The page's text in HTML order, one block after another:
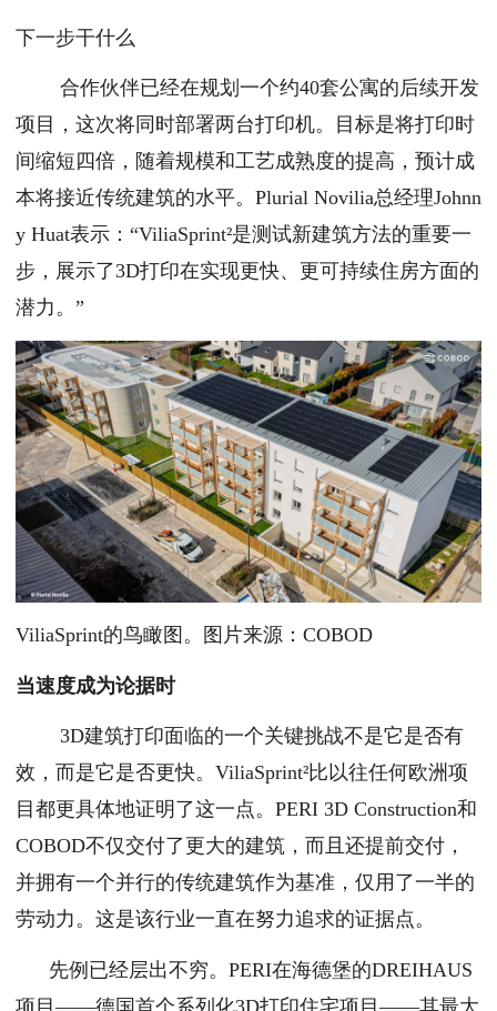
下一步干什么
合作伙伴已经在规划一个约40套公寓的后续开发
项目，这次将同时部署两台打印机。目标是将打印时
间缩短四倍，随着规模和工艺成熟度的提高，预计成
本将接近传统建筑的水平。Plurial Novilia总经理Johnn
y Huat表示：“ViliaSprint²是测试新建筑方法的重要一
步，展示了3D打印在实现更快、更可持续住房方面的
潜力。”
ViliaSprint的鸟瞰图。图片来源：COBOD
当速度成为论据时
3D建筑打印面临的一个关键挑战不是它是否有
效，而是它是否更快。ViliaSprint²比以往任何欧洲项
目都更具体地证明了这一点。PERI 3D Construction和
COBOD不仅交付了更大的建筑，而且还提前交付，
并拥有一个并行的传统建筑作为基准，仅用了一半的
劳动力。这是该行业一直在努力追求的证据点。
先例已经层出不穷。PERI在海德堡的DREIHAUS
项目——德国首个系列化3D打印住宅项目——其最大